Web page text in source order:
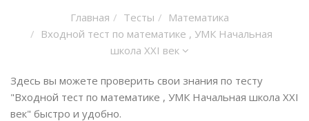
Главная Тесты
Математика
Входной тест по математике , УМК Начальная
школа XXI век
Здесь вы можете проверить свои знания по тесту
"Входной тест по математике , УМК Начальная школа XXI
век" быстро и удобно.